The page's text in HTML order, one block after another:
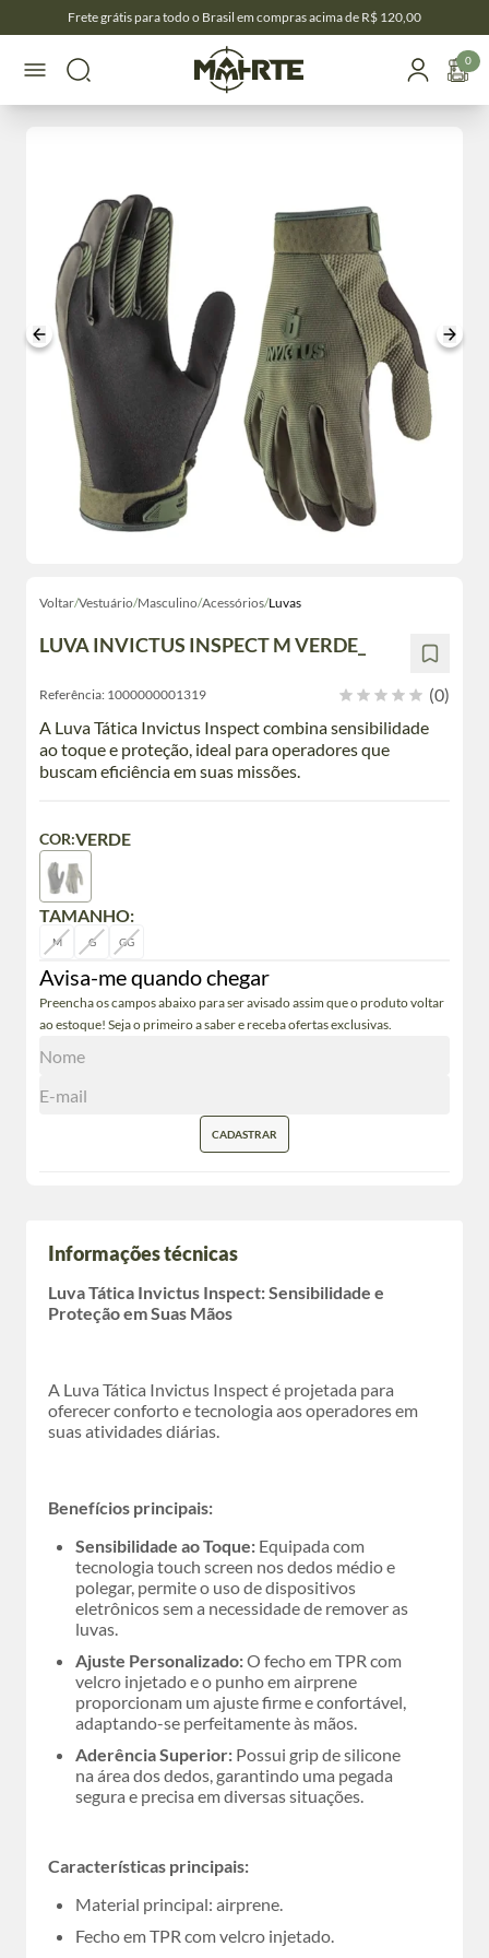
Frete grátis para todo o Brasil em compras acima de R$ 120,00
0
Voltar/Vestuário/Masculino/Acessórios/Luvas
LUVA INVICTUS INSPECT M VERDE_
Referência: 1000000001319
(0)
A Luva Tática Invictus Inspect combina sensibilidade
ao toque e proteção, ideal para operadores que
buscam eficiência em suas missões.
TAMANHO:
M G GG
COR:VERDE
Avisa-me quando chegar
Preencha os campos abaixo para ser avisado assim que o produto voltar
ao estoque! Seja o primeiro a saber e receba ofertas exclusivas.
CADASTRAR
Informações técnicas
Luva Tática Invictus Inspect: Sensibilidade e
Proteção em Suas Mãos
A Luva Tática Invictus Inspect é projetada para
oferecer conforto e tecnologia aos operadores em
suas atividades diárias.
Benefícios principais:
Sensibilidade ao Toque: Equipada com
tecnologia touch screen nos dedos médio e
polegar, permite o uso de dispositivos
eletrônicos sem a necessidade de remover as
luvas.
Ajuste Personalizado:O fecho em TPR com
velcro injetado e o punho em airprene
proporcionam um ajuste firme e confortável,
adaptando-se perfeitamente às mãos.
Aderência Superior: Possui grip de silicone
na área dos dedos, garantindo uma pegada
segura e precisa em diversas situações.
Características principais:
Material principal: airprene.
Fecho em TPR com velcro injetado.